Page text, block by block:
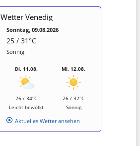
Wetter Venedig
Sonntag, 09.08.2026
25 / 31°C
Sonnig
Di, 11.08.
26 / 34°C
Leicht bewölkt
Mi, 12.08.
26 / 32°C
Sonnig
Aktuelles Wetter ansehen